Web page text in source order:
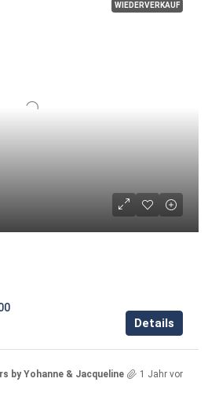
WIEDERVERKAUF
Details
by Yohanne & Jacqueline 1 Jahr vor